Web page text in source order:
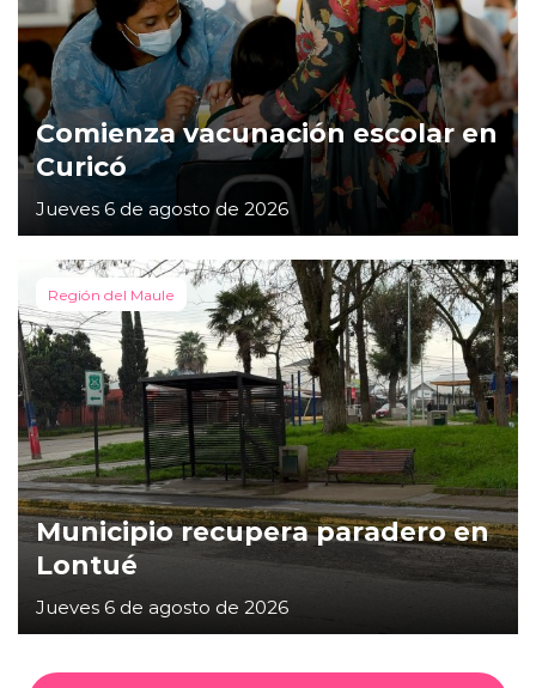
Comienza vacunación escolar en
Curicó
Jueves 6 de agosto de 2026
Región del Maule
Municipio recupera paradero en
Lontué
Jueves 6 de agosto de 2026